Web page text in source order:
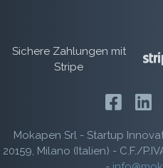
Sichere Zahlungen mit
Stripe
Mokapen Srl - Startup
20159, Milano (Italien) - C.F./